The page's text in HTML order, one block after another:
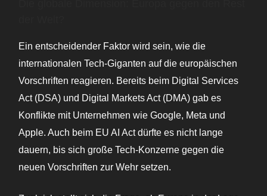
Ein entscheidender Faktor wird sein, wie die
internationalen Tech-Giganten auf die europäischen
Vorschriften reagieren. Bereits beim Digital Services
Act (DSA) und Digital Markets Act (DMA) gab es
Konflikte mit Unternehmen wie Google, Meta und
Apple. Auch beim EU AI Act dürfte es nicht lange
dauern, bis sich große Tech-Konzerne gegen die
neuen Vorschriften zur Wehr setzen.